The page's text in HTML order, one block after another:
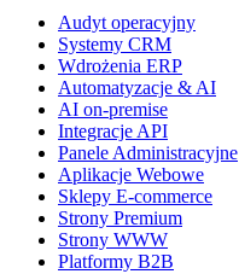
Audyt operacyjny
Systemy CRM
Wdrożenia ERP
Automatyzacje & AI
AI on-premise
Integracje API
Panele Administracyjne
Aplikacje Webowe
Sklepy E-commerce
Strony Premium
Strony WWW
Platformy B2B